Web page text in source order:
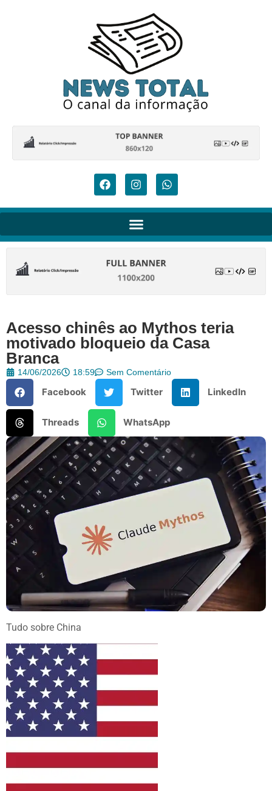
Acesso chinês ao Mythos teria
motivado bloqueio da Casa
Branca
14/06/2026 18:59 Sem Comentário
Facebook Twitter LinkedIn
Threads WhatsApp
Tudo sobre China